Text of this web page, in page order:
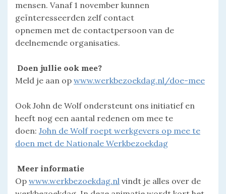
mensen. Vanaf 1 november kunnen
geïnteresseerden zelf contact
opnemen met de contactpersoon van de
deelnemende organisaties.
Doen jullie ook mee?
Meld je aan op www.werkbezoekdag.nl/doe-mee
Ook John de Wolf ondersteunt ons initiatief en
heeft nog een aantal redenen om mee te
doen: John de Wolf roept werkgevers op mee te
doen met de Nationale Werkbezoekdag
Meer informatie
Op www.werkbezoekdag.nl vindt je alles over de